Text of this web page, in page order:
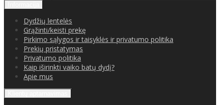
Dydžių lentelės
Grąžinti/keisti prekę
Pirkimo sąlygos ir taisyklės ir privatumo politika
Prekių pristatymas
Privatumo politika
Kaip iširinkti vaiko batų dydį?
Apie mus